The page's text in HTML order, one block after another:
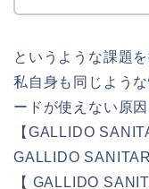
というような課題
私自身も同じよう
ードが使えない原
【GALLIDO
GALLIDO
【 GALLIDO